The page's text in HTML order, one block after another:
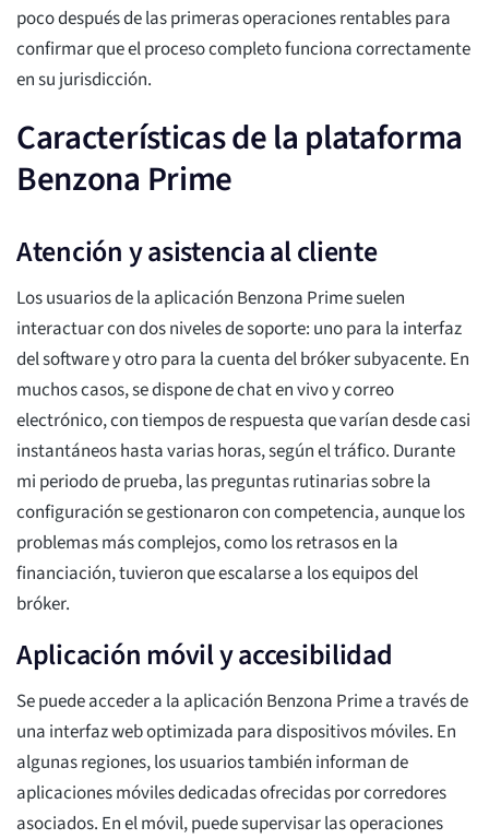
poco después de las primeras operaciones rentables para
confirmar que el proceso completo funciona correctamente
en su jurisdicción.
Características de la plataforma
Benzona Prime
Atención y asistencia al cliente
Los usuarios de la aplicación Benzona Prime suelen
interactuar con dos niveles de soporte: uno para la interfaz
del software y otro para la cuenta del bróker subyacente. En
muchos casos, se dispone de chat en vivo y correo
electrónico, con tiempos de respuesta que varían desde casi
instantáneos hasta varias horas, según el tráfico. Durante
mi periodo de prueba, las preguntas rutinarias sobre la
configuración se gestionaron con competencia, aunque los
problemas más complejos, como los retrasos en la
financiación, tuvieron que escalarse a los equipos del
bróker.
Aplicación móvil y accesibilidad
Se puede acceder a la aplicación Benzona Prime a través de
una interfaz web optimizada para dispositivos móviles. En
algunas regiones, los usuarios también informan de
aplicaciones móviles dedicadas ofrecidas por corredores
asociados. En el móvil, puede supervisar las operaciones